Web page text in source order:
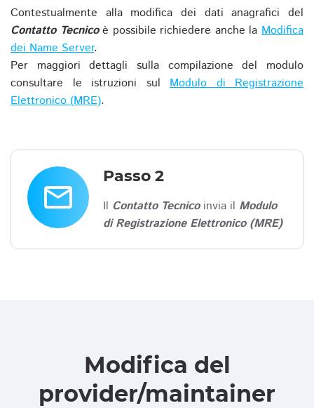
Contestualmente alla modifica dei dati anagrafici del
Contatto Tecnicoè possibile richiedere anche laModifica
dei Name Server.
Per maggiori dettagli sulla compilazione del modulo
consultare le istruzioni sul Modulo di Registrazione
Elettronico (MRE).
email
Passo 2
Il Contatto Tecnicoinvia il Modulo
di Registrazione Elettronico (MRE)
Modifica del
provider/maintainer